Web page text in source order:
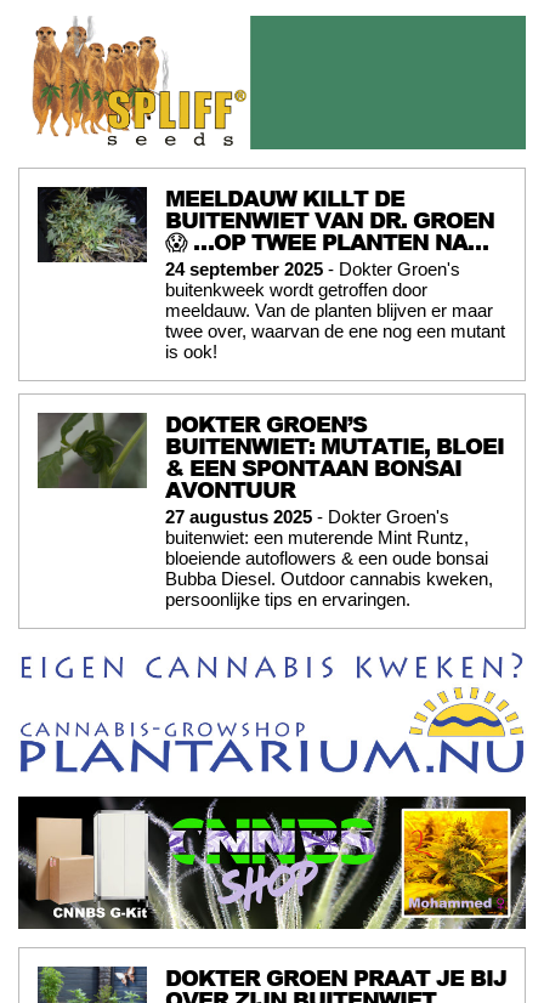
MEELDAUW KILLT DE
BUITENWIET VAN DR. GROEN
😱 …OP TWEE PLANTEN NA…
24 september 2025 - Dokter Groen's
buitenkweek wordt getroffen door
meeldauw. Van de planten blijven er maar
twee over, waarvan de ene nog een mutant
is ook!
DOKTER GROEN’S
BUITENWIET: MUTATIE, BLOEI
& EEN SPONTAAN BONSAI
AVONTUUR
27 augustus 2025 - Dokter Groen's
buitenwiet: een muterende Mint Runtz,
bloeiende autoflowers & een oude bonsai
Bubba Diesel. Outdoor cannabis kweken,
persoonlijke tips en ervaringen.
DOKTER GROEN PRAAT JE BIJ